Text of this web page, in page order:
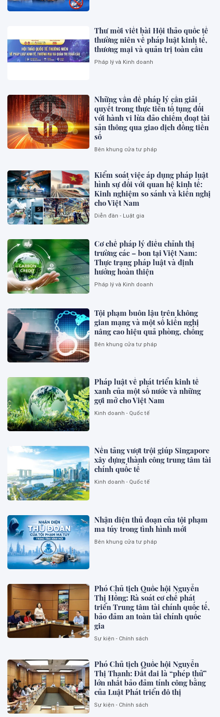
Thư mời viết bài Hội thảo quốc tế
thường niên về pháp luật kinh tế,
thương mại và quản trị toàn cầu
Pháp lý và Kinh doanh
Những vấn đề pháp lý cần giải
quyết trong thực tiễn tố tụng đối
với hành vi lừa đảo chiếm đoạt tài
sản thông qua giao dịch đồng tiền
số
Bên khung cửa tư pháp
Kiểm soát việc áp dụng pháp luật
hình sự đối với quan hệ kinh tế:
Kinh nghiệm so sánh và kiến nghị
cho Việt Nam
Diễn đàn - Luật gia
Cơ chế pháp lý điều chỉnh thị
trường các – bon tại Việt Nam:
Thực trạng pháp luật và định
hướng hoàn thiện
Pháp lý và Kinh doanh
Tội phạm buôn lậu trên không
gian mạng và một số kiến nghị
nâng cao hiệu quả phòng, chống
Bên khung cửa tư pháp
Pháp luật về phát triển kinh tế
xanh của một số nước và những
gợi mở cho Việt Nam
Kinh doanh - Quốc tế
Nền tảng vượt trội giúp Singapore
xây dựng thành công trung tâm tài
chính quốc tế
Kinh doanh - Quốc tế
Nhận diện thủ đoạn của tội phạm
ma túy trong tình hình mới
Bên khung cửa tư pháp
Phó Chủ tịch Quốc hội Nguyễn
Thị Hồng: Rà soát cơ chế phát
triển Trung tâm tài chính quốc tế,
bảo đảm an toàn tài chính quốc
gia
Sự kiện - Chính sách
Phó Chủ tịch Quốc hội Nguyễn
Thị Thanh: Đất đai là “phép thử”
lớn nhất bảo đảm tính công bằng
của Luật Phát triển đô thị
Sự kiện - Chính sách